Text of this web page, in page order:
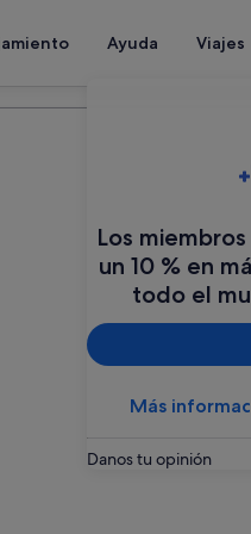
Ayuda Viajes
Los
un 10 % en
todo el
Más
Danos tu opinión